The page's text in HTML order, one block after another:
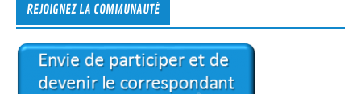
REJOIGNEZ LA COMMUNAUTÉ